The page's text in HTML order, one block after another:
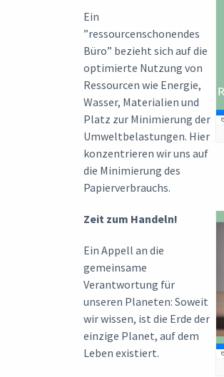
Ein
”ressourcenschonendes
Büro” bezieht sich auf die
optimierte Nutzung von
Ressourcen wie Energie,
Wasser, Materialien und
Platz zur Minimierung der
Umweltbelastungen. Hier
konzentrieren wir uns auf
die Minimierung des
Papierverbrauchs.
Zeit zum Handeln!
Ein Appell an die
gemeinsame
Verantwortung für
unseren Planeten: Soweit
wir wissen, ist die Erde der
einzige Planet, auf dem
Leben existiert.